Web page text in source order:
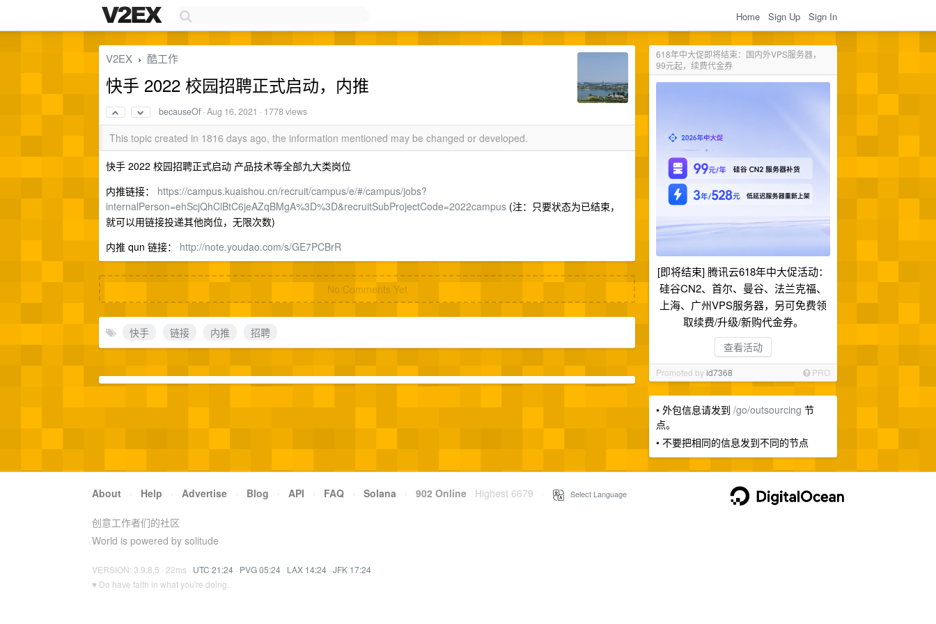
Home Sign Up Sign In
618年中大促即将结束：国内外VPS服务器，
99元起，续费代金券
[即将结束] 腾讯云618年中大促活动：
硅谷CN2、首尔、曼谷、法兰克福、
上海、广州VPS服务器，另可免费领
取续费/升级/新购代金券。
查看活动
Promoted byid7368 PRO
• 外包信息请发到 /go/outsourcing 节
点。
• 不要把相同的信息发到不同的节点
V2EX › 酷工作
快手 2022 校园招聘正式启动，内推
becauseOf·Aug 16, 2021 · 1778 views
This topic created in 1816 days ago, the information mentioned may be changed or developed.
快手 2022 校园招聘正式启动 产品技术等全部九大类岗位
内推链接： https://campus.kuaishou.cn/recruit/campus/e/#/campus/jobs?
internalPerson=ehScjQhClBtC6jeAZqBMgA%3D%3D&recruitSubProjectCode=2022campus (注：只要状态为已结束，
就可以用链接投递其他岗位，无限次数)
内推 qun 链接： http://note.youdao.com/s/GE7PCBrR
No Comments Yet
快手 链接 内推 招聘
About · Help · Advertise · Blog · API · FAQ · Solana · 902 Online Highest 6679 Select Language
创意工作者们的社区
World is powered by solitude
VERSION: 3.9.8.5 · 22ms · UTC 21:24 · PVG 05:24 · LAX 14:24 · JFK 17:24
♥ Do have faith in what you're doing.